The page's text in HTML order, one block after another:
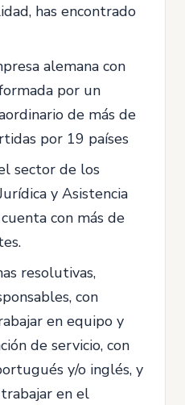
has encontrado
alemana con
por un
de más de
por 19 países
sector de los
y Asistencia
con más de
resolutivas,
con
en equipo y
de servicio, con
y/o inglés, y
en el